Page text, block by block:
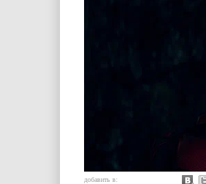
добавить в: